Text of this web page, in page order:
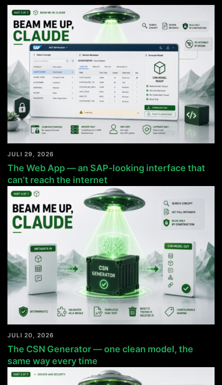
JULI 29, 2026
The Web App — an SAP-looking interface that
can’t reach the internet
JULI 20, 2026
The CSN Generator — one clean model, the
same way every time